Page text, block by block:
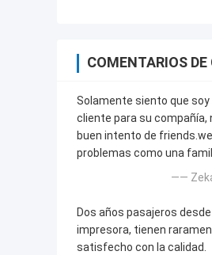
COMENTARIOS
Solamente siento que soy
cliente para su compañía,
buen intento de
problemas como una
——
Dos años pasajeros
impresora, tienen
satisfecho con la calidad.